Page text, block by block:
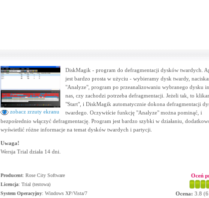
zobacz zrzuty ekranu
DiskMagik - program do defragmentacji dysków twardych.
jest bardzo prosta w użyciu - wybieramy dysk twardy,
"Analyze", program po przeanalizowaniu wybranego dysku
nas, czy zachodzi potrzeba defragmentacji. Jeżeli tak, to
"Start", i DiskMagik automatycznie dokona defragmentacji
twardego. Oczywiście funkcję "Analyze" można pominąć, i
bezpośrednio włączyć defragmentację. Program jest bardzo szybki w działaniu,
wyświetlić różne informacje na temat dysków twardych i partycji.
Uwaga!
Wersja Trial działa 14 dni.
Producent: Rose City Software
Licencja: Trial (testowa)
System Operacyjny: Windows XP/Vista/7
Oceń
Ocena: 3.8 (6